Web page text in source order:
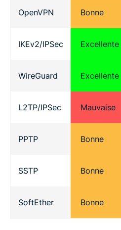
OpenVPN Bonne
IKEv2/IPSec Excellente
WireGuard Excellente
L2TP/IPSec Mauvaise
PPTP Bonne
SSTP Bonne
SoftEther Bonne